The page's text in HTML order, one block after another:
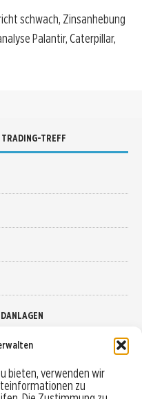
bieten, verwenden wir
zu
schwach, Zinsanhebung
Palantir, Caterpillar,
TREFF